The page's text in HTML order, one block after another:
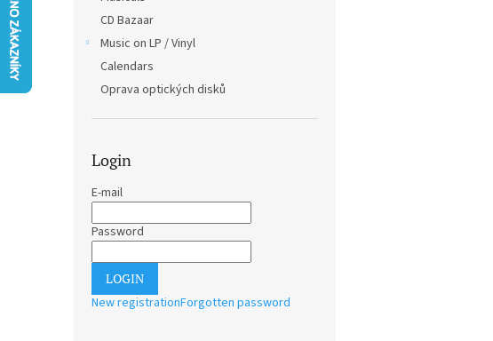
CD Bazaar
Music on LP / Vinyl
Calendars
Oprava optických disků
Login
E-mail
Password
LOGIN
New registrationForgotten password